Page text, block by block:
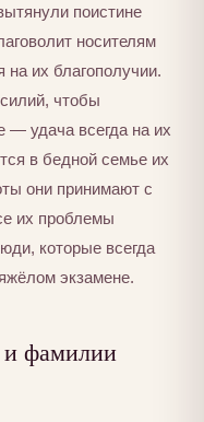
поистине
носителям
их благополучии.
чтобы
— удача всегда на их
в бедной семье их
они принимают с
их проблемы
которые всегда
экзамене.
фамилии